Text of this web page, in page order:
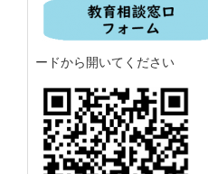
ードから開いてください